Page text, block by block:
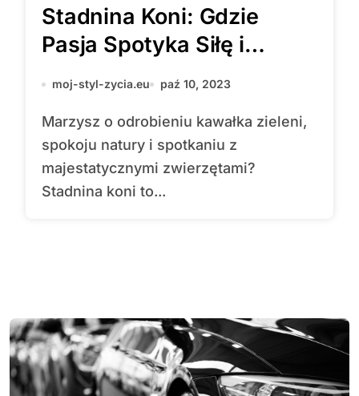
Stadnina Koni: Gdzie
Pasja Spotyka Siłę i
Piękno Natury
moj-styl-zycia.eu paź 10, 2023
Marzysz o odrobieniu kawałka zieleni,
spokoju natury i spotkaniu z
majestatycznymi zwierzętami?
Stadnina koni to...